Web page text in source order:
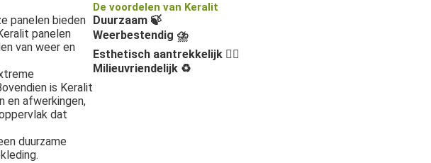
panelen bieden
panelen
van weer en
is Keralit
en afwerkingen,
dat
duurzame
De voordelen van Keralit
Duurzaam 🍃
Weerbestendig ⛈️
Esthetisch aantrekkelijk 👌🏻
Milieuvriendelijk ♻️